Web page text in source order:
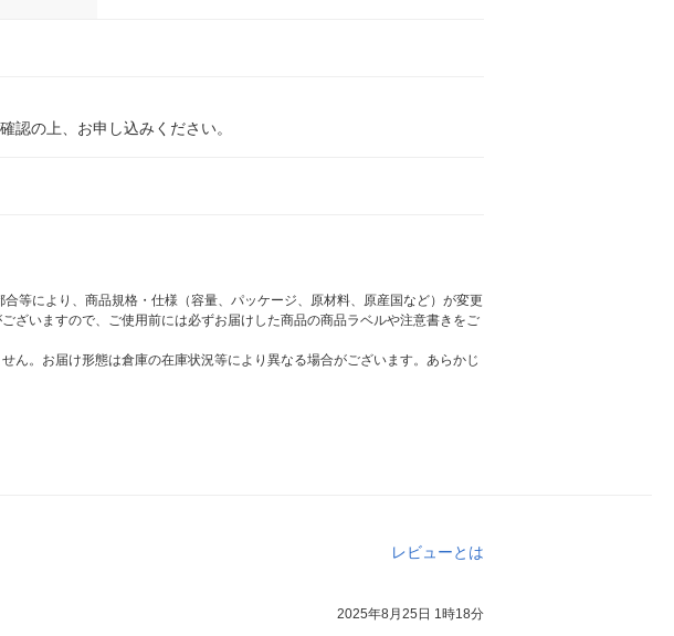
認の上、お申し込みください。
等により、商品規格・仕様（容量、パッケージ、原材料、原産国など）が変更
ざいますので、ご使用前には必ずお届けした商品の商品ラベルや注意書きをご
ん。お届け形態は倉庫の在庫状況等により異なる場合がございます。あらかじ
レビューとは
2025年8月25日 1時18分